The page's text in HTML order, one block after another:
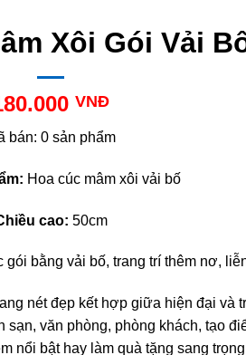
Xôi Gói Vải
VNĐ
bán: 0 sản phẩm
Hoa cúc mâm xôi vải bố
cao: 50cm
gói bằng vải bố, trang trí thêm nơ,
nét đẹp kết hợp giữa hiện đại và
văn phòng, phòng khách, tạo
nổi bật hay làm quà tặng sang